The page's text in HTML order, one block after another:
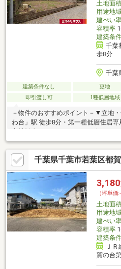
土地面
用途地
建ぺい
容積率
建築条
千葉
歩8分
千葉
建築条件なし 更地
即引渡し可
1種低層地域
－物件のおすすめポイント－▼立地
わ台」駅 徒歩8分・第一種低層住居
築可能・周囲には既に建物があり、
きます・都市ガスに対応しています
コーみつわ台店」徒歩6分(約440m)・
徒歩6分(約450m)・源南公園 徒歩2分
(持分8分の1)■ ご希望の住まい探しを
━━━━━・・・物件の詳細・ご相談
ださい。
千葉県千葉市若葉区都
3,180
（坪単価:-
土地面
用途地
建ぺい
容積率
建築条
Ｊ
賀の台